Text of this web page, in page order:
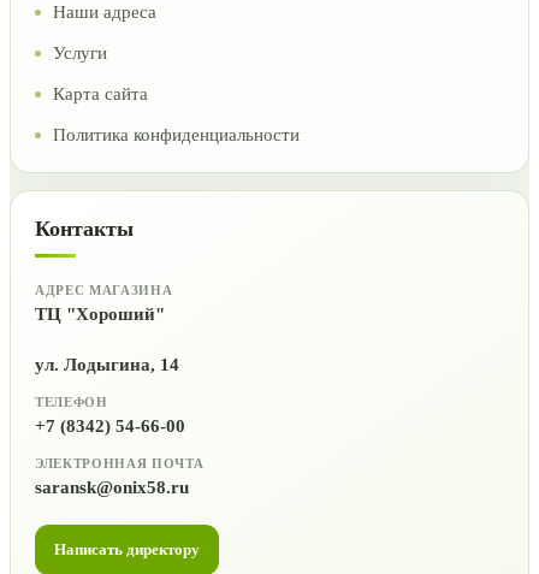
Наши адреса
Услуги
Карта сайта
Политика конфиденциальности
Контакты
АДРЕС МАГАЗИНА
ТЦ "Хороший"
ул. Лодыгина, 14
ТЕЛЕФОН
+7 (8342) 54-66-00
ЭЛЕКТРОННАЯ ПОЧТА
saransk@onix58.ru
Написать директору